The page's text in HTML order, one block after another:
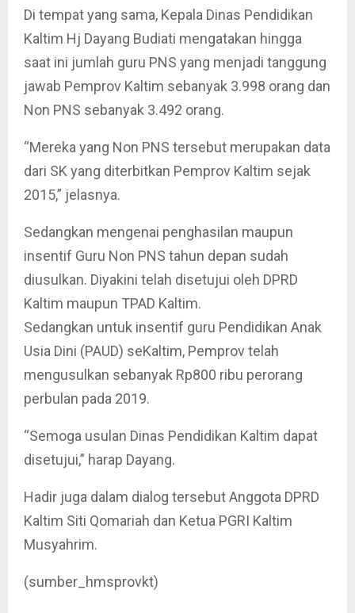
Di tempat yang sama, Kepala Dinas Pendidikan
Kaltim Hj Dayang Budiati mengatakan hingga
saat ini jumlah guru PNS yang menjadi tanggung
jawab Pemprov Kaltim sebanyak 3.998 orang dan
Non PNS sebanyak 3.492 orang.
“Mereka yang Non PNS tersebut merupakan data
dari SK yang diterbitkan Pemprov Kaltim sejak
2015,” jelasnya.
Sedangkan mengenai penghasilan maupun
insentif Guru Non PNS tahun depan sudah
diusulkan. Diyakini telah disetujui oleh DPRD
Kaltim maupun TPAD Kaltim.
Sedangkan untuk insentif guru Pendidikan Anak
Usia Dini (PAUD) seKaltim, Pemprov telah
mengusulkan sebanyak Rp800 ribu perorang
perbulan pada 2019.
“Semoga usulan Dinas Pendidikan Kaltim dapat
disetujui,” harap Dayang.
Hadir juga dalam dialog tersebut Anggota DPRD
Kaltim Siti Qomariah dan Ketua PGRI Kaltim
Musyahrim.
(sumber_hmsprovkt)